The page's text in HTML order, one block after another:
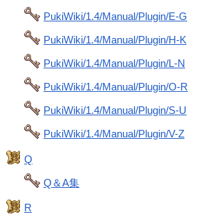
PukiWiki/1.4/Manual/Plugin/E-G
PukiWiki/1.4/Manual/Plugin/H-K
PukiWiki/1.4/Manual/Plugin/L-N
PukiWiki/1.4/Manual/Plugin/O-R
PukiWiki/1.4/Manual/Plugin/S-U
PukiWiki/1.4/Manual/Plugin/V-Z
Q
Q＆A集
R